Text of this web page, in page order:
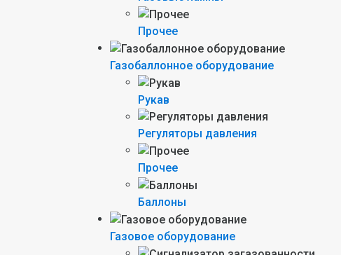
Прочее
Газобаллонное оборудование
Рукав
Регуляторы давления
Прочее
Баллоны
Газовое оборудование